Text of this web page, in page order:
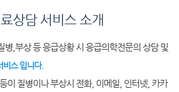
상담 서비스 소개
,부상 등 응급상황 시 응급의학전문의 상담 및
비스 입니다.
이 질병이나 부상시 전화, 이메일, 인터넷, 카카